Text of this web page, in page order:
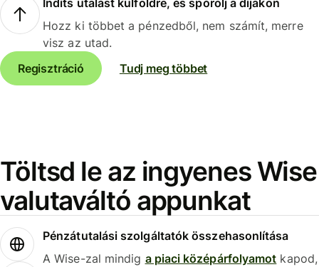
Hozz ki többet a pénzedből, nem számít, merre
visz az utad.
Regisztráció
Tudj meg többet
Töltsd le az ingyenes Wise
valutaváltó appunkat
Pénzátutalási szolgáltatók összehasonlítása
A Wise-zal mindig a piaci középárfolyamot kapod,